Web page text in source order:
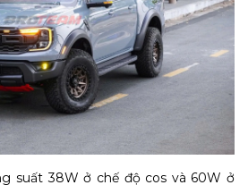
suất 38W ở chế độ cos và 60W ở